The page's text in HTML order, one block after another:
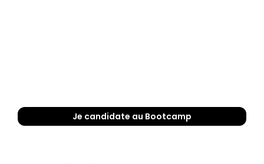
Je candidate au Bootcamp